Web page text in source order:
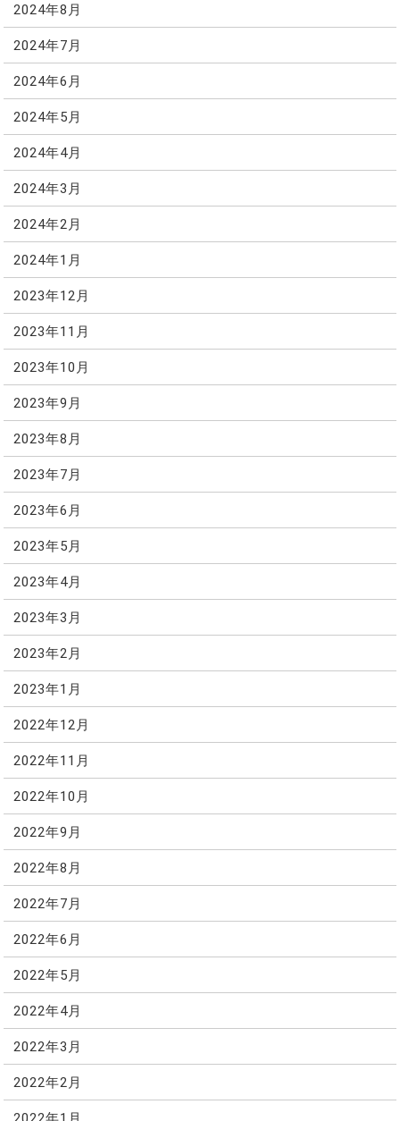
2024年8月
2024年7月
2024年6月
2024年5月
2024年4月
2024年3月
2024年2月
2024年1月
2023年12月
2023年11月
2023年10月
2023年9月
2023年8月
2023年7月
2023年6月
2023年5月
2023年4月
2023年3月
2023年2月
2023年1月
2022年12月
2022年11月
2022年10月
2022年9月
2022年8月
2022年7月
2022年6月
2022年5月
2022年4月
2022年3月
2022年2月